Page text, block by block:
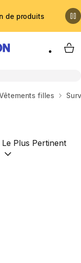
de produits
My
filles
Trier par :(optional)